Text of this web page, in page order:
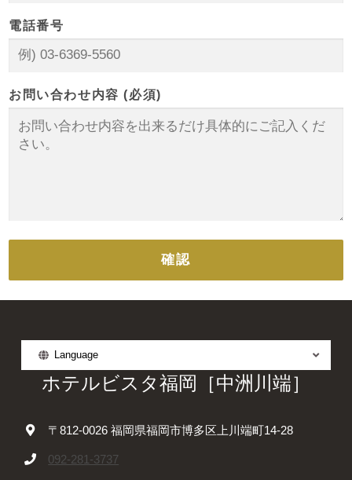
電話番号
お問い合わせ内容 (必須)
確認
Language
ホテルビスタ福岡［中洲川端］
〒812-0026 福岡県福岡市博多区上川端町14-28
092-281-3737